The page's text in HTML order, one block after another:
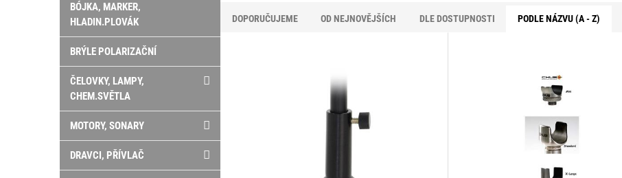
DOPORUČUJEME OD NEJNOVĚJŠÍCH DLE DOSTUPNOSTI PODLE NÁZVU (A - Z)
BÓJKA, MARKER,
HLADIN.PLOVÁK
BRÝLE POLARIZAČNÍ
ČELOVKY, LAMPY,
CHEM.SVĚTLA
MOTORY, SONARY
DRAVCI, PŘÍVLAČ